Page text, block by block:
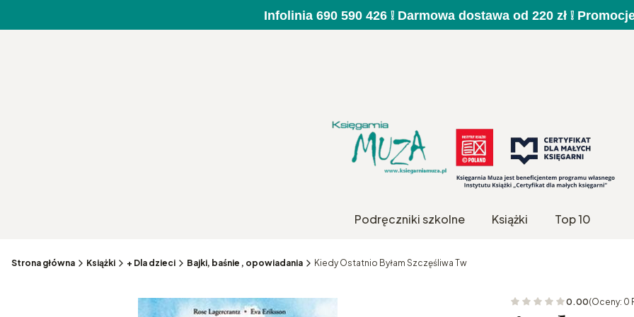
Infolinia 690 590 426 ❕ Darmowa dostawa od 220 zł ❕
Podręczniki szkolne Książki Top 10
Strona główna Książki + Dla dzieci Bajki, baśnie , opowiadania Kiedy Ostatnio Byłam Szczęśliwa Tw
0.00(Oceny: 0